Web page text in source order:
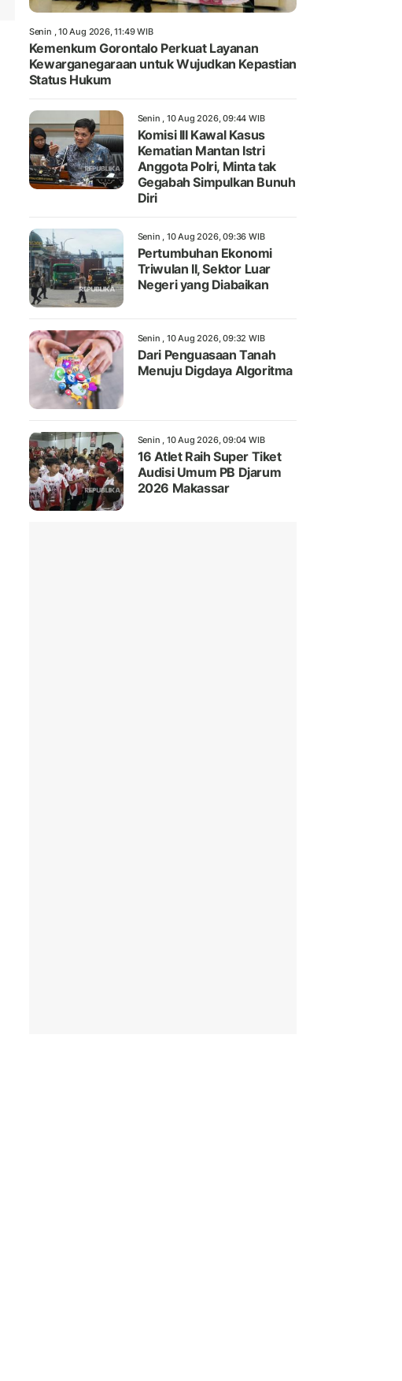
Senin , 10 Aug 2026, 11:49 WIB
Kemenkum Gorontalo Perkuat Layanan
Kewarganegaraan untuk Wujudkan Kepastian
Status Hukum
Senin , 10 Aug 2026, 09:44 WIB
Komisi III Kawal Kasus
Kematian Mantan Istri
Anggota Polri, Minta tak
Gegabah Simpulkan Bunuh
Diri
Senin , 10 Aug 2026, 09:36 WIB
Pertumbuhan Ekonomi
Triwulan II, Sektor Luar
Negeri yang Diabaikan
Senin , 10 Aug 2026, 09:32 WIB
Dari Penguasaan Tanah
Menuju Digdaya Algoritma
Senin , 10 Aug 2026, 09:04 WIB
16 Atlet Raih Super Tiket
Audisi Umum PB Djarum
2026 Makassar